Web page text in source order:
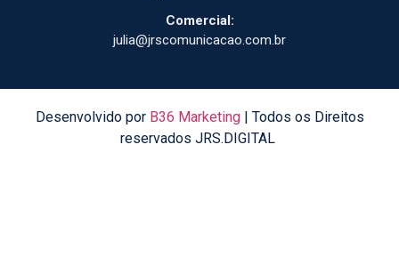
Comercial:
julia@jrscomunicacao.com.br
Desenvolvido por B36 Marketing| Todos os Direitos
reservados JRS.DIGITAL